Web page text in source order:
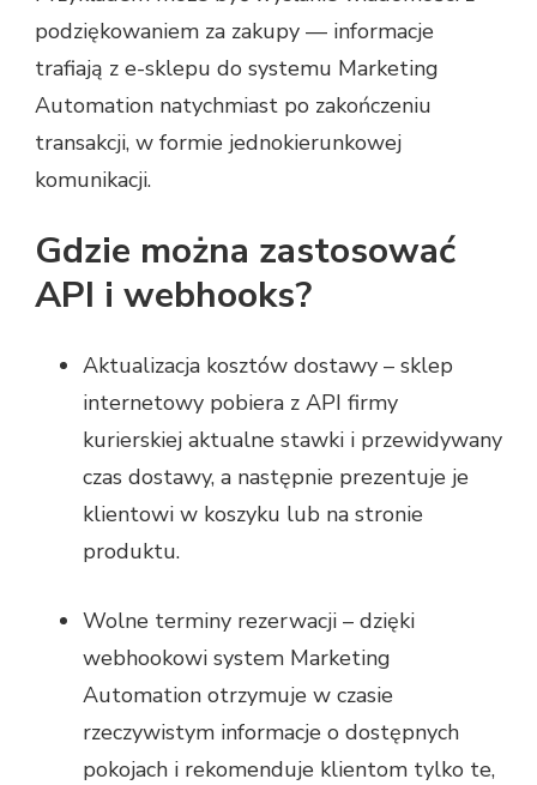
podziękowaniem za zakupy — informacje
trafiają z e-sklepu do systemu Marketing
Automation natychmiast po zakończeniu
transakcji, w formie jednokierunkowej
komunikacji.
Gdzie można zastosować
API i webhooks?
Aktualizacja kosztów dostawy – sklep
internetowy pobiera z API firmy
kurierskiej aktualne stawki i przewidywany
czas dostawy, a następnie prezentuje je
klientowi w koszyku lub na stronie
produktu.
Wolne terminy rezerwacji – dzięki
webhookowi system Marketing
Automation otrzymuje w czasie
rzeczywistym informacje o dostępnych
pokojach i rekomenduje klientom tylko te,